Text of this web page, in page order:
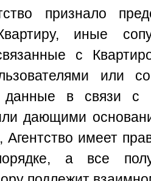
признало
иные
с
или
данные в связи с
дающими
Агентство имеет
а все